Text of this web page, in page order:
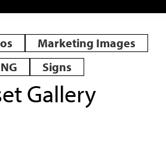
Marketing Images
Signs
Gallery